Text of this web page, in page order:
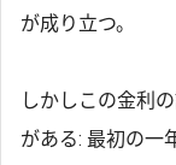
が成り立つ。
しかしこの金利
がある: 最初の一